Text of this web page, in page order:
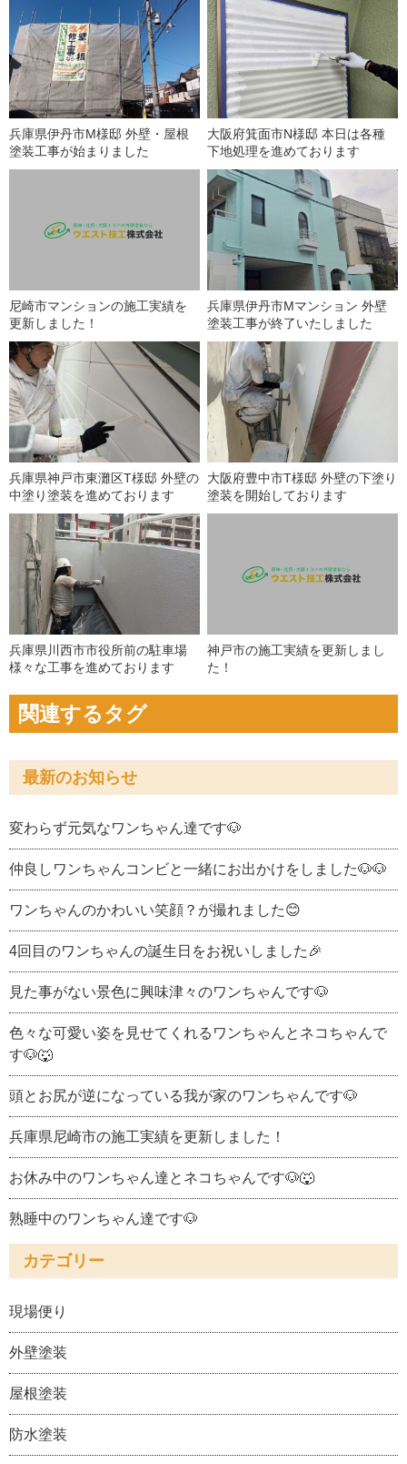
兵庫県伊丹市M様邸 外壁・屋根
塗装工事が始まりました
大阪府箕面市N様邸 本日は各種
下地処理を進めております
尼崎市マンションの施工実績を
更新しました！
兵庫県伊丹市Mマンション 外壁
塗装工事が終了いたしました
兵庫県神戸市東灘区T様邸 外壁の
中塗り塗装を進めております
大阪府豊中市T様邸 外壁の下塗り
塗装を開始しております
兵庫県川西市市役所前の駐車場
様々な工事を進めております
神戸市の施工実績を更新しまし
た！
関連するタグ
最新のお知らせ
変わらず元気なワンちゃん達です🐶
仲良しワンちゃんコンビと一緒にお出かけをしました🐶🐶
ワンちゃんのかわいい笑顔？が撮れました😊
4回目のワンちゃんの誕生日をお祝いしました🎉
見た事がない景色に興味津々のワンちゃんです🐶
色々な可愛い姿を見せてくれるワンちゃんとネコちゃんで
す🐶🐺
頭とお尻が逆になっている我が家のワンちゃんです🐶
兵庫県尼崎市の施工実績を更新しました！
お休み中のワンちゃん達とネコちゃんです🐶🐺
熟睡中のワンちゃん達です🐶
カテゴリー
現場便り
外壁塗装
屋根塗装
防水塗装